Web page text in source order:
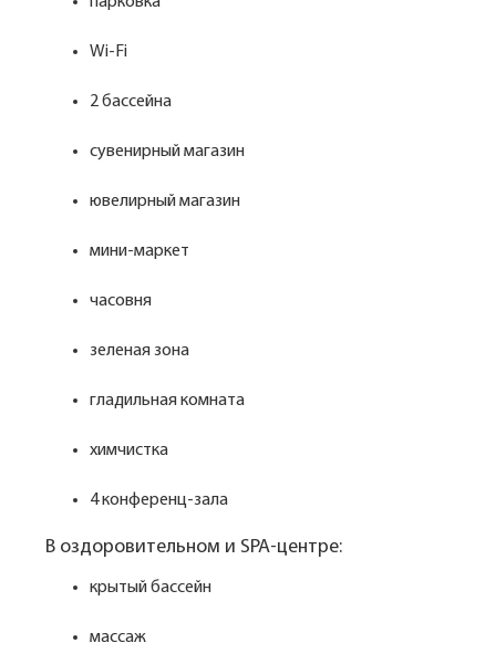
Wi-Fi
2 бассейна
сувенирный магазин
ювелирный магазин
мини-маркет
часовня
зеленая зона
гладильная комната
химчистка
4 конференц-зала
В оздоровительном и SPA-центре:
крытый бассейн
массаж